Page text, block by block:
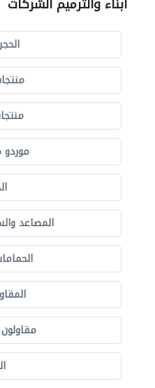
موردو
المصاعد